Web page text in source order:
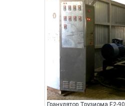
Гранулятор Трузиома E2-90